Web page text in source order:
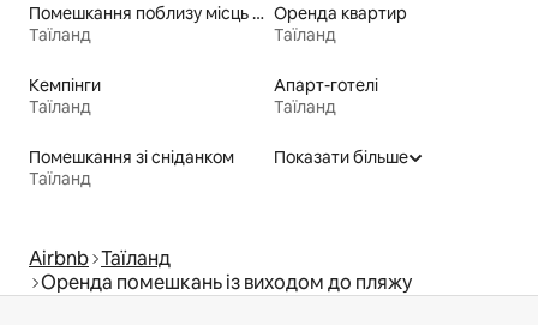
Помешкання поблизу місць для катання на байдарках
Таїланд
Оренда квартир
Таїланд
Кемпінги
Таїланд
Апарт-готелі
Таїланд
Помешкання зі сніданком
Таїланд
Показати більше
Airbnb Таїланд
Оренда помешкань із виходом до пляжу